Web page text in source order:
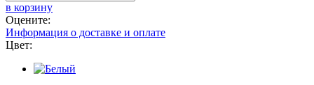
в корзину
Оцените:
Информация о доставке и оплате
Цвет: